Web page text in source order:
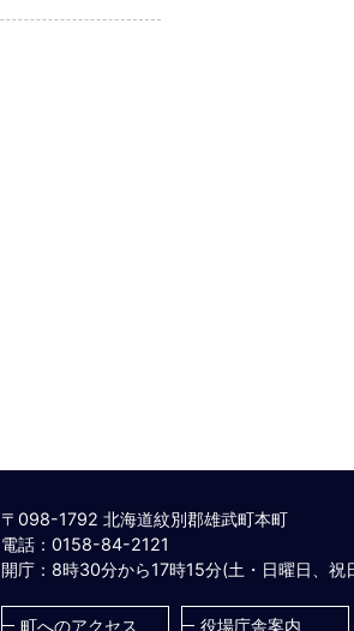
〒098-1792 北海道紋別郡雄武町本町
電話：0158-84-2121
開庁：8時30分から17時15分(土・日曜日、
町へのアクセス 役場庁舎案内